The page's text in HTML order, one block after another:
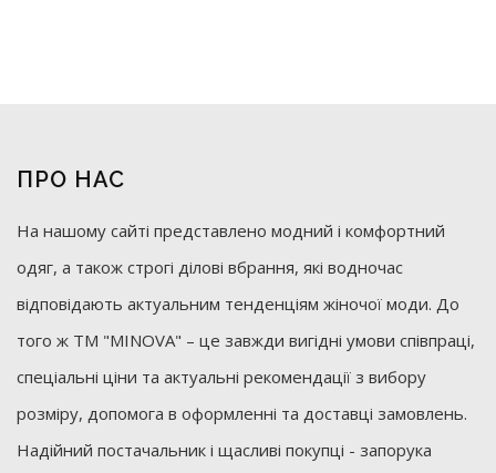
ПРО НАС
На нашому сайті представлено модний і комфортний
одяг, а також строгі ділові вбрання, які водночас
відповідають актуальним тенденціям жіночої моди. До
того ж ТМ "MINOVA" – це завжди вигідні умови співпраці,
спеціальні ціни та актуальні рекомендації з вибору
розміру, допомога в оформленні та доставці замовлень.
Надійний постачальник і щасливі покупці - запорука